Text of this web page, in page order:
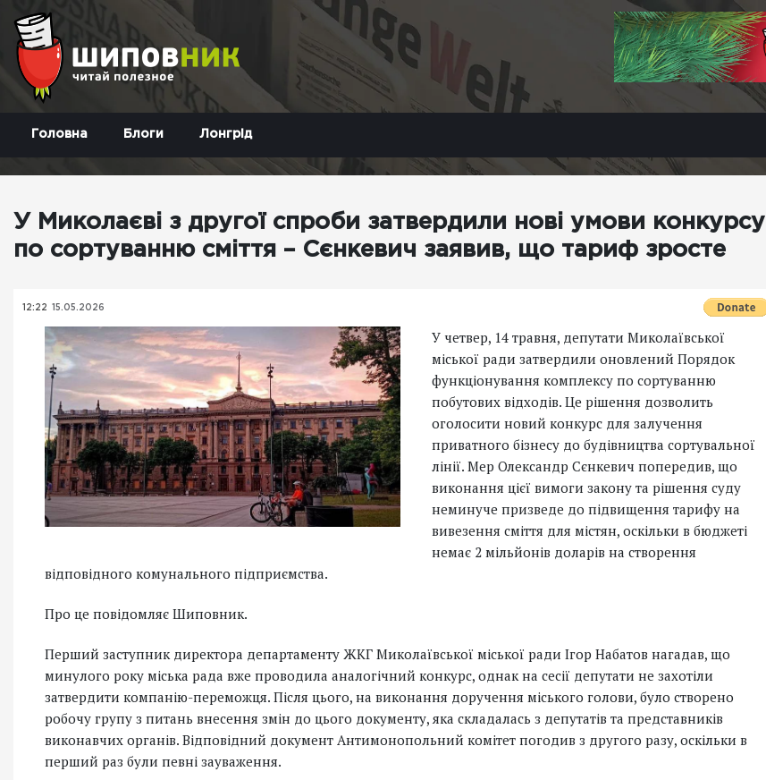
Головна Блоги Лонгрід
У Миколаєві з другої спроби затвердили нові умови конкурсу
по сортуванню сміття – Сєнкевич заявив, що тариф зросте
12:22 15.05.2026
У четвер, 14 травня, депутати Миколаївської
міської ради затвердили оновлений Порядок
функціонування комплексу по сортуванню
побутових відходів. Це рішення дозволить
оголосити новий конкурс для залучення
приватного бізнесу до будівництва сортувальної
лінії. Мер Олександр Сєнкевич попередив, що
виконання цієї вимоги закону та рішення суду
неминуче призведе до підвищення тарифу на
вивезення сміття для містян, оскільки в бюджеті
немає 2 мільйонів доларів на створення
відповідного комунального підприємства.
Про це повідомляє Шиповник.
Перший заступник директора департаменту ЖКГ Миколаївської міської ради Ігор Набатов нагадав, що
минулого року міська рада вже проводила аналогічний конкурс, однак на сесії депутати не захотіли
затвердити компанію-переможця. Після цього, на виконання доручення міського голови, було створено
робочу групу з питань внесення змін до цього документу, яка складалась з депутатів та представників
виконавчих органів. Відповідний документ Антимонопольний комітет погодив з другого разу, оскільки в
перший раз були певні зауваження.